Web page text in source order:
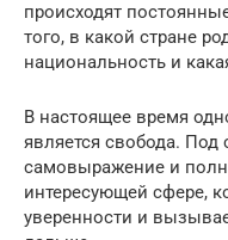
происходят
того, в какой стране
национальность и
В настоящее время
является свобода. Под
самовыражение и
интересующей сфере,
уверенности и